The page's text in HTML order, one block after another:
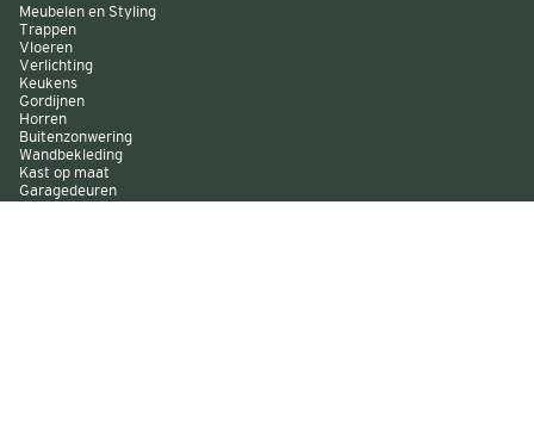
Meubelen en Styling
Trappen
Vloeren
Verlichting
Keukens
Gordijnen
Horren
Buitenzonwering
Wandbekleding
Kast op maat
Garagedeuren
Binnenverf